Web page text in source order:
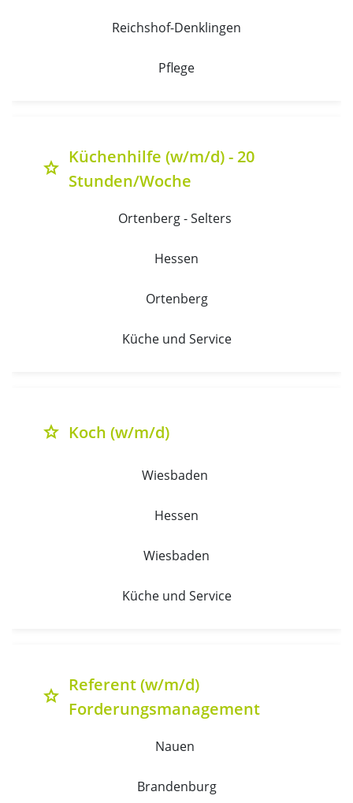
Reichshof-Denklingen
Pflege
grade
Küchenhilfe (w/m/d) - 20
Stunden/Woche
Ortenberg - Selters
Hessen
Ortenberg
Küche und Service
grade Koch (w/m/d)
Wiesbaden
Hessen
Wiesbaden
Küche und Service
grade
Referent (w/m/d)
Forderungsmanagement
Nauen
Brandenburg